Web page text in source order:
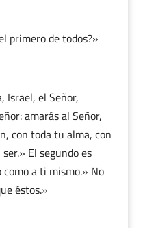
primero de todos?»
Israel, el Señor,
amarás al Señor,
con toda tu alma, con
El segundo es
a ti mismo.» No
éstos.»